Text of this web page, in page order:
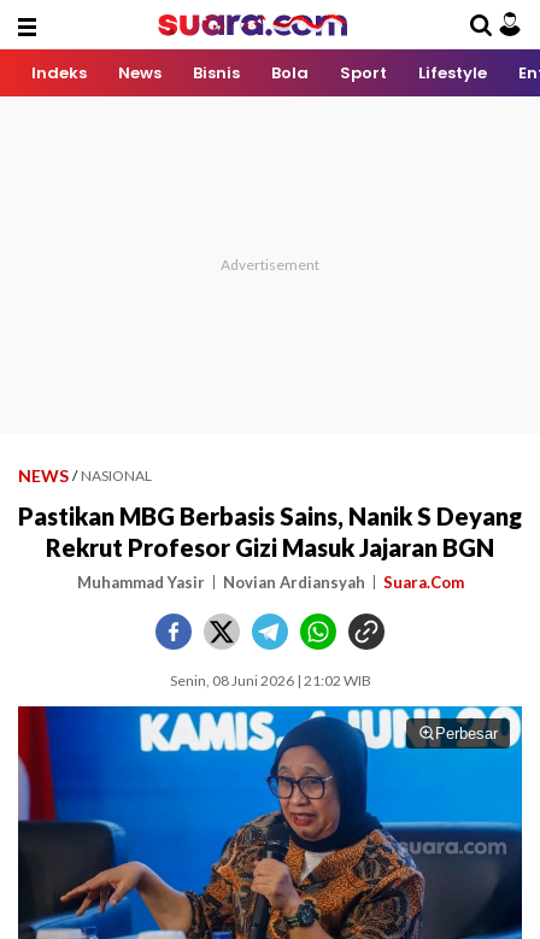
Indeks News Bisnis Bola Sport Lifestyle
NEWS / NASIONAL
Pastikan MBG Berbasis Sains, Nanik S Deyang
Rekrut Profesor Gizi Masuk Jajaran BGN
Muhammad Yasir Novian Ardiansyah Suara.Com
Senin, 08 Juni 2026 | 21:02 WIB
Perbesar